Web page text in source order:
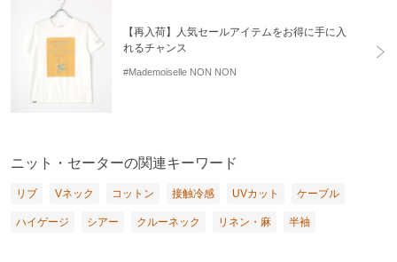
【再入荷】人気セールアイテムをお得に手に入
れるチャンス
#Mademoiselle NON NON
ニット・セーターの関連キーワード
リブ Vネック コットン 接触冷感 UVカット ケーブル
ハイゲージ シアー クルーネック リネン・麻 半袖